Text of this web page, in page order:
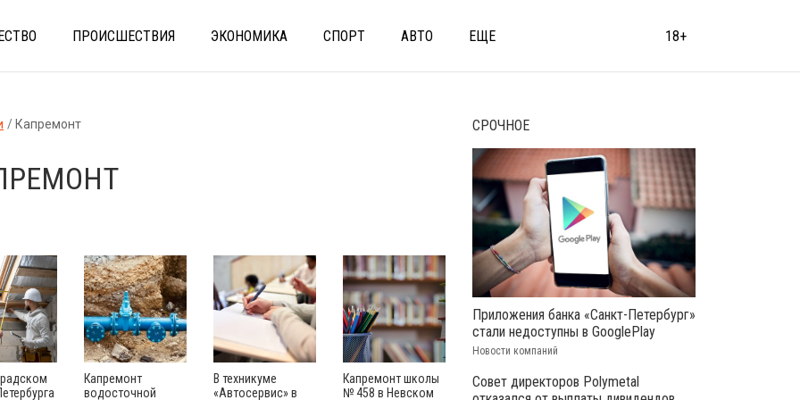
ПРОИСШЕСТВИЯ ЭКОНОМИКА СПОРТ АВТО ЕЩЕ 18+
Капремонт
Капремонт
водосточной
В техникуме
«Автосервис» в
Капремонт школы
№ 458 в Невском
СРОЧНОЕ
Приложения банка «Санкт-Петербург»
стали недоступны в GooglePlay
Новости компаний
Совет директоров Polymetal